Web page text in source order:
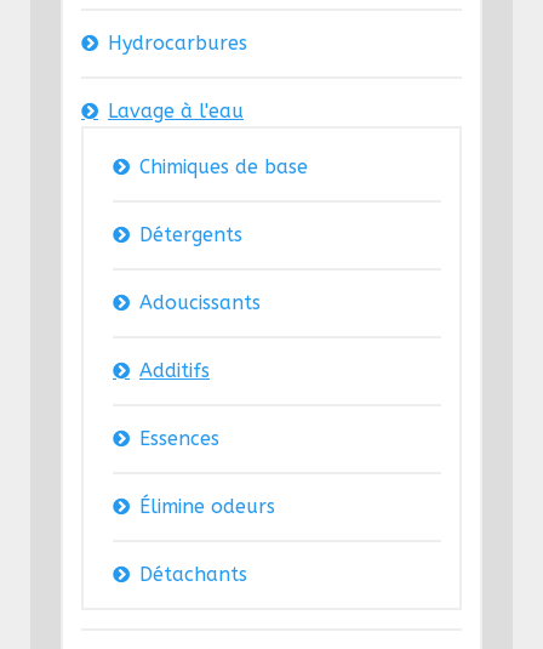
Hydrocarbures
Lavage à l'eau
Chimiques de base
Détergents
Adoucissants
Additifs
Essences
Élimine odeurs
Détachants